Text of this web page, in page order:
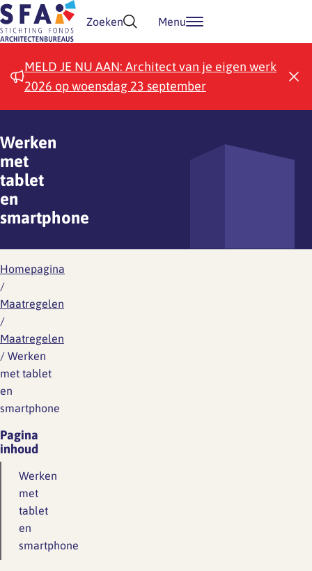
Doorgaan naar inhoud
Zoeken Menu
MELD JE NU AAN: Architect van je eigen werk
2026 op woensdag 23 september
Werken
met
tablet
en
smartphone
Homepagina
/
Maatregelen
/
Maatregelen
/ Werken
met tablet
en
smartphone
Pagina
inhoud
Werken
met
tablet
en
smartphone